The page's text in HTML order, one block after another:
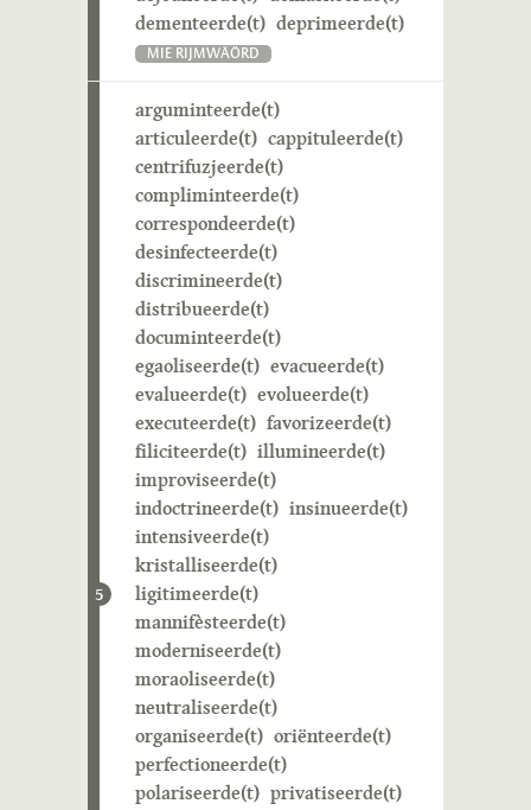
dementeerde(t) deprimeerde(t)
MIE RIJMWÄÖRD
5
arguminteerde(t)
articuleerde(t) cappituleerde(t)
centrifuzjeerde(t)
compliminteerde(t)
correspondeerde(t)
desinfecteerde(t)
discrimineerde(t)
distribueerde(t)
documinteerde(t)
egaoliseerde(t) evacueerde(t)
evalueerde(t) evolueerde(t)
executeerde(t) favorizeerde(t)
filiciteerde(t) illumineerde(t)
improviseerde(t)
indoctrineerde(t) insinueerde(t)
intensiveerde(t)
kristalliseerde(t)
ligitimeerde(t)
mannifèsteerde(t)
moderniseerde(t)
moraoliseerde(t)
neutraliseerde(t)
organiseerde(t) oriënteerde(t)
perfectioneerde(t)
polariseerde(t) privatiseerde(t)